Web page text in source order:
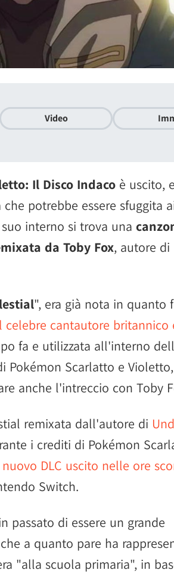
Video
Il Disco Indaco è uscito, e
potrebbe essere sfuggita
interno si trova una
da Toby Fox, autore di
", era già nota in quanto
celebre cantautore britannico
fa e utilizzata all'interno
Pokémon Scarlatto e
anche l'intreccio con Toby
remixata dall'autore di
i crediti di Pokémon
nuovo DLC uscito nelle ore
Switch.
passato di essere un grande
a quanto pare ha
"alla scuola primaria", in